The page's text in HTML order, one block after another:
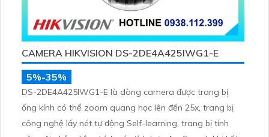
CAMERA HIKVISION DS-2DE4A425IWG1-E
5%-35%
DS-2DE4A425IWG1-E là dòng camera được trang bị
ống kính có thể zoom quang học lên đến 25x, trang bị
công nghệ lấy nét tự động Self-learning, trang bị tính